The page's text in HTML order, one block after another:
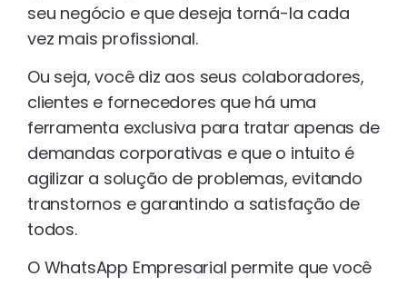
seu negócio e que deseja torná-la cada
vez mais profissional.
Ou seja, você diz aos seus colaboradores,
clientes e fornecedores que há uma
ferramenta exclusiva para tratar apenas de
demandas corporativas e que o intuito é
agilizar a solução de problemas, evitando
transtornos e garantindo a satisfação de
todos.
O WhatsApp Empresarial permite que você